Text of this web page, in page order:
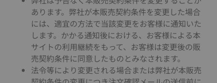
あります。弊社が本販売契約条件を変更した場合
には、適宜の方法で当該変更をお客様に通知いた
します。かかる通知後における、お客様による本
サイトの利用継続をもって、お客様は変更後の販
売契約条件に同意したものとみなされます。
法令等により変更される場合または弊社が本販売